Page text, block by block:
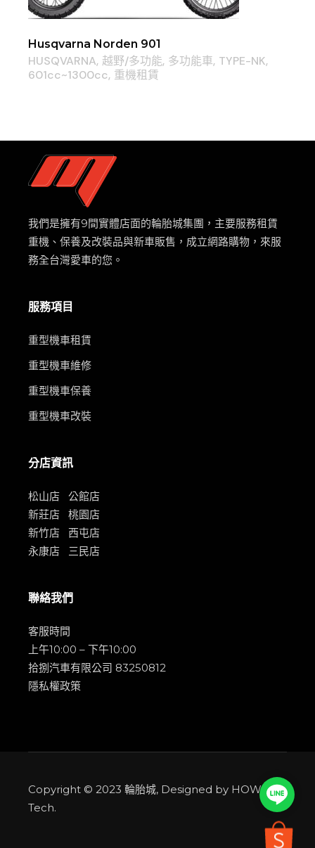
Husqvarna Norden 901
HUSQVARNA 越野/多功能 多功能車 TYPE-NK
601cc~1300cc 重機租賃
我們是擁有9間實體店面的輪胎城集團，主要服務租賃
重機、保養及改裝品與新車販售，成立網路購物，來服
務全台灣愛車的您。
服務項目
重型機車租賃
重型機車維修
重型機車保養
重型機車改裝
分店資訊
松山店
公館店
新莊店
桃園店
新竹店
西屯店
永康店
三民店
聯絡我們
客服時間
上午10:00 – 下午10:00
拾捌汽車有限公司 83250812
隱私權政策
Copyright © 2023輪胎城, Designed by HOWMAI
Tech.
Line